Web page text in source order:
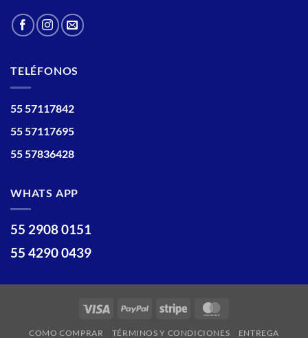
TELÉFONOS
55 57117842
55 57117695
55 57836428
WHATS APP
55 2908 0151
55 4290 0439
Visa PayPal Stripe
COMO COMPRAR TÉRMINOS Y CONDICIONES ENTREGA